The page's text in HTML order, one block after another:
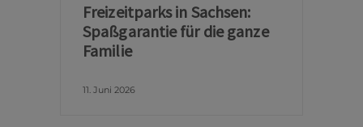
Freizeitparks in Sachsen:
Spaßgarantie für die ganze
Familie
11. Juni 2026